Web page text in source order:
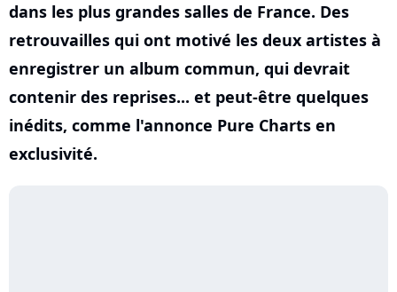
dans les plus grandes salles de France. Des
retrouvailles qui ont motivé les deux artistes à
enregistrer un album commun, qui devrait
contenir des reprises... et peut-être quelques
inédits, comme l'annonce Pure Charts en
exclusivité.